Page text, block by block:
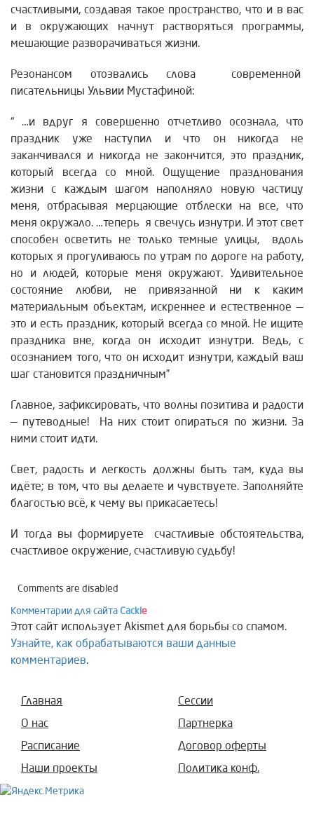
счастливыми, создавая такое пространство, что и в вас
и в окружающих начнут растворяться программы,
мешающие разворачиваться жизни.
Резонансом отозвались слова современной
писательницы Ульвии Мустафиной:
“ …и вдруг я совершенно отчетливо осознала, что
праздник уже наступил и что он никогда не
заканчивался и никогда не закончится, это праздник,
который всегда со мной. Ощущение празднования
жизни с каждым шагом наполняло новую частицу
меня, отбрасывая мерцающие отблески на все, что
меня окружало. …теперь я свечусь изнутри. И этот свет
способен осветить не только темные улицы, вдоль
которых я прогуливаюсь по утрам по дороге на работу,
но и людей, которые меня окружают. Удивительное
состояние любви, не привязанной ни к каким
материальным объектам, искреннее и естественное —
это и есть праздник, который всегда со мной. Не ищите
праздника вне, когда он исходит изнутри. Ведь, с
осознанием того, что он исходит изнутри, каждый ваш
шаг становится праздничным”
Главное, зафиксировать, что волны позитива и радости
— путеводные!
На них стоит опираться по жизни. За
ними стоит идти.
Свет, радость и легкость должны быть там, куда вы
идёте; в том, что вы делаете и чувствуете. Заполняйте
благостью всё, к чему вы прикасаетесь!
И тогда вы формируете счастливые обстоятельства,
счастливое окружение, счастливую судьбу!
Comments are disabled
Комментарии для сайта Cackl e
Этот сайт использует Akismet для борьбы со спамом.
Узнайте, как обрабатываются ваши данные
комментариев.
Главная
О нас
Расписание
Наши проекты
Сессии
Партнерка
Договор оферты
Политика конф.